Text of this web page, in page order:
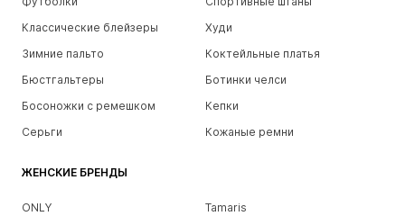
Классические блейзеры
Худи
Зимние пальто
Коктейльные платья
Бюстгальтеры
Ботинки челси
Босоножки с ремешком
Кепки
Серьги
Кожаные ремни
ЖЕНСКИЕ БРЕНДЫ
ONLY
Tamaris